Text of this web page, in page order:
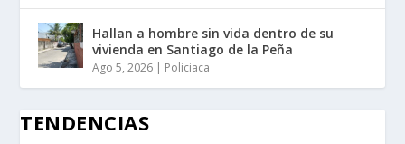
Hallan a hombre sin vida dentro de su
vivienda en Santiago de la Peña
Ago 5, 2026 | Policiaca
TENDENCIAS